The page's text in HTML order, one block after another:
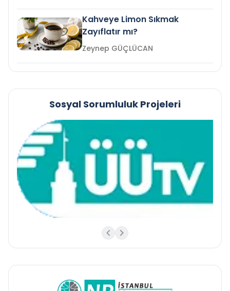
Kahveye Limon Sıkmak
Zayıflatır mı?
Zeynep GÜÇLÜCAN
Sosyal Sorumluluk Projeleri